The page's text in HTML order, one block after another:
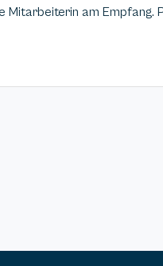
Mitarbeiterin am Empfang.